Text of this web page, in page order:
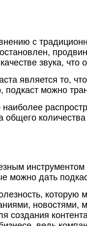
с
звука,
является то,
подкаст можно
наиболее
общего
можно дать
которую
новостями,
создания